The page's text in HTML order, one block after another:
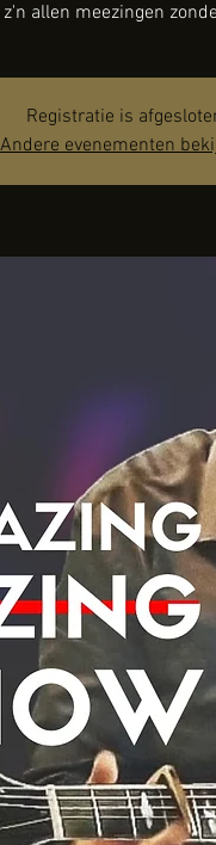
allen meezingen
Registratie is
Andere evenementen